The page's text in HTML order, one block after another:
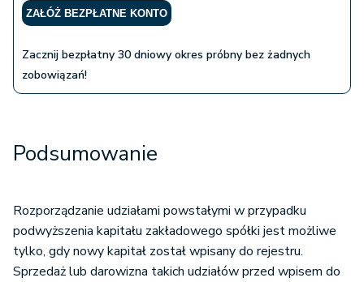
ZAŁÓŻ BEZPŁATNE KONTO
Zacznij bezpłatny 30 dniowy okres próbny bez żadnych
zobowiązań!
Podsumowanie
Rozporządzanie udziałami powstałymi w przypadku
podwyższenia kapitału zakładowego spółki jest możliwe
tylko, gdy nowy kapitał został wpisany do rejestru.
Sprzedaż lub darowizna takich udziałów przed wpisem do